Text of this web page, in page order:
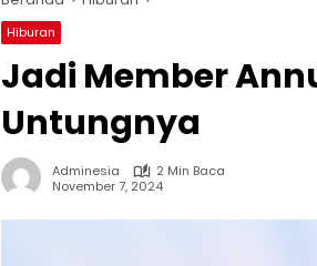
Hiburan
Jadi Member
Untungnya
Adminesia
2 Min Baca
November 7, 2024